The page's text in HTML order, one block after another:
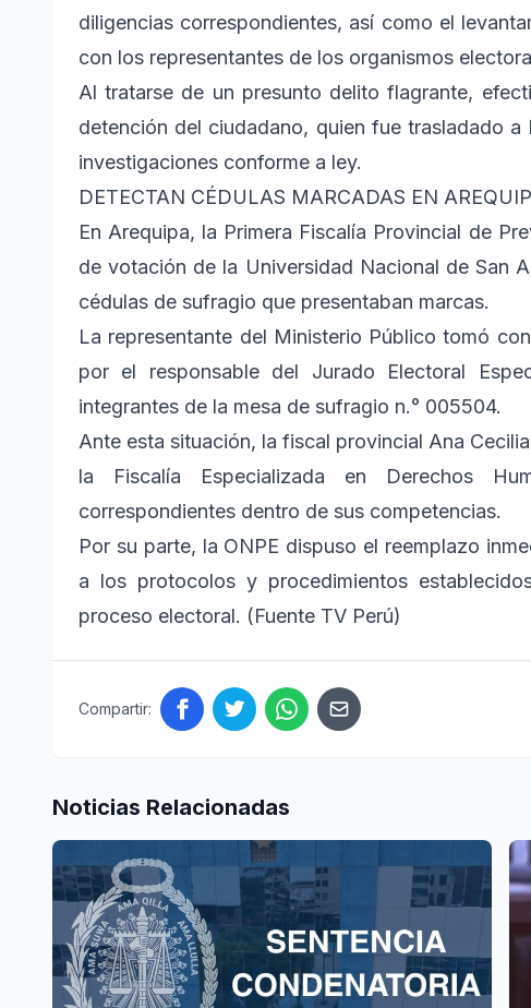
diligencias correspondientes, así como el
con los representantes de los organismos
Al tratarse de un presunto delito flagrante,
detención del ciudadano, quien fue trasladado
investigaciones conforme a ley.
DETECTAN CÉDULAS MARCADAS EN
En Arequipa, la Primera Fiscalía Provincial de
de votación de la Universidad Nacional de San
cédulas de sufragio que presentaban marcas.
La representante del Ministerio Público tomó
por el responsable del Jurado Electoral
integrantes de la mesa de sufragio n.° 005504.
Ante esta situación, la fiscal provincial Ana
la Fiscalía Especializada en Derechos
correspondientes dentro de sus competencias.
Por su parte, la ONPE dispuso el reemplazo
a los protocolos y procedimientos
proceso electoral. (Fuente TV Perú)
Compartir:
Noticias Relacionadas